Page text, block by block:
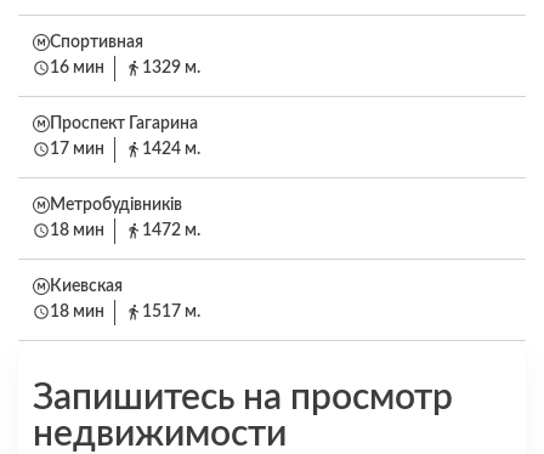
Спортивная
16 мин
1329 м.
Проспект Гагарина
17 мин
1424 м.
Метробудівників
18 мин
1472 м.
Киевская
18 мин
1517 м.
Запишитесь на просмотр
недвижимости